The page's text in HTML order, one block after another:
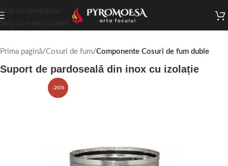
Skip to navigation
Prima pagină Cosuri de fum Componente Cosuri de fum duble
Suport de pardoseală din inox cu izolație
-20%